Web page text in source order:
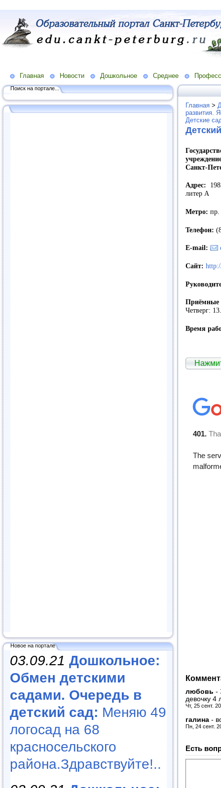
Главная Новости Дошкольное Среднее
Поиск на портале...
Новое на портале
03.09.21 Дошкольное:
Обмен детскими
садами. Очередь в
детский сад: Меняю 49
логосад на 68
красносельского
района.Здравствуйте!..
Главная >
развития.
Детские
Санкт-
Адрес:
литер А
Метро: пр.
Телефон:
E-mail:
Сайт:
Приёмные
Четверг:
Время
любовь -
девочку 4
Чт, 25 сент.
галина -
Пн, 24 сент.
Есть